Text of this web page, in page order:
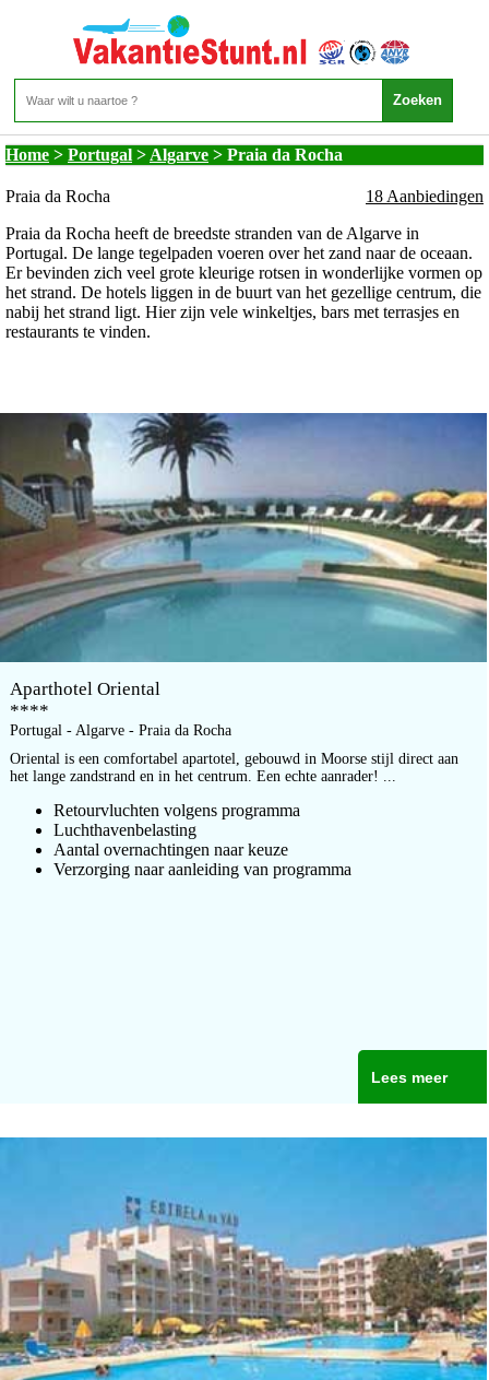
Portugal - Algarve - Praia da Rocha
Home > Portugal > Algarve > Praia da Rocha
Praia da Rocha
18 Aanbiedingen
Praia da Rocha heeft de breedste stranden van de Algarve in
Portugal. De lange tegelpaden voeren over het zand naar de oceaan.
Er bevinden zich veel grote kleurige rotsen in wonderlijke vormen op
het strand. De hotels liggen in de buurt van het gezellige centrum, die
nabij het strand ligt. Hier zijn vele winkeltjes, bars met terrasjes en
restaurants te vinden.
Aparthotel Oriental
****
Portugal - Algarve - Praia da Rocha
Oriental is een comfortabel apartotel, gebouwd in Moorse stijl direct aan
het lange zandstrand en in het centrum. Een echte aanrader! ...
Retourvluchten volgens programma
Luchthavenbelasting
Aantal overnachtingen naar keuze
Verzorging naar aanleiding van programma
Lees meer